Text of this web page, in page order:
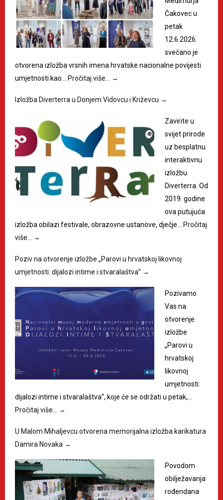
Čakovec u
petak
12.6.2026.
svečano je
otvorena izložba vrsnih imena hrvatske nacionalne povijesti
umjetnosti kao… Pročitaj više… →
Izložba Diverterra u Donjem Vidovcu i Križevcu →
Zavirite u
svijet prirode
uz besplatnu
interaktivnu
izložbu
Diverterra. Od
2019. godine
ova putujuća
izložba obilazi festivale, obrazovne ustanove, dječje… Pročitaj
više… →
Poziv na otvorenje izložbe „Parovi u hrvatskoj likovnoj
umjetnosti: dijalozi intime i stvaralaštva” →
Pozivamo
Vas na
otvorenje
izložbe
„Parovi u
hrvatskoj
likovnoj
umjetnosti:
dijalozi intime i stvaralaštva“, koje će se održati u petak,…
Pročitaj više… →
U Malom Mihaljevcu otvorena memorijalna izložba karikatura
Damira Novaka →
Povodom
obilježavanja
rođendana